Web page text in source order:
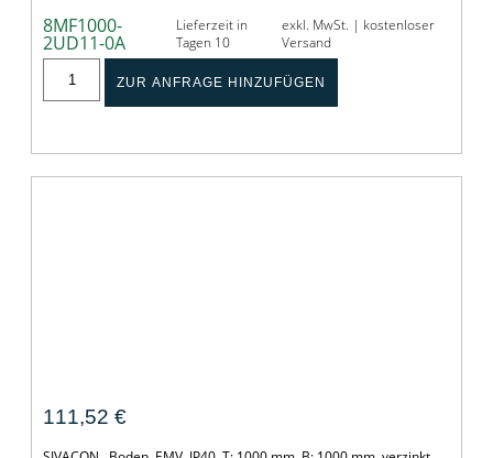
8MF1000-
2UD11-0A
Lieferzeit in
Tagen 10
exkl. MwSt. | kostenloser
Versand
ZUR ANFRAGE HINZUFÜGEN
111,52 €